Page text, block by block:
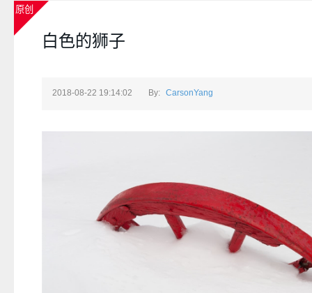
原创
白色的狮子
2018-08-22 19:14:02 By: CarsonYang